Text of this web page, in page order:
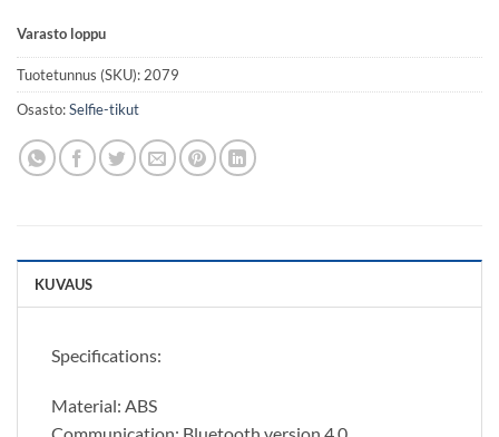
Varasto loppu
Tuotetunnus (SKU): 2079
Osasto:Selfie-tikut
KUVAUS
Specifications:
Material: ABS